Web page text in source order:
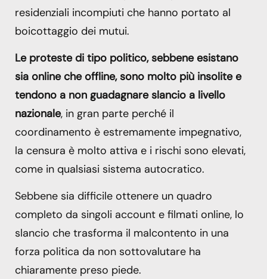
residenziali incompiuti che hanno portato al
boicottaggio dei mutui.
Le proteste di tipo politico, sebbene esistano
sia online che offline, sono molto più insolite e
tendono a non guadagnare slancio a livello
nazionale, in gran parte perché il
coordinamento è estremamente impegnativo,
la censura è molto attiva e i rischi sono elevati,
come in qualsiasi sistema autocratico.
Sebbene sia difficile ottenere un quadro
completo da singoli account e filmati online, lo
slancio che trasforma il malcontento in una
forza politica da non sottovalutare ha
chiaramente preso piede.